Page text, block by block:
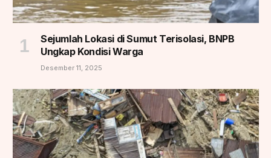
Sejumlah Lokasi di Sumut Terisolasi, BNPB
Ungkap Kondisi Warga
Desember 11, 2025